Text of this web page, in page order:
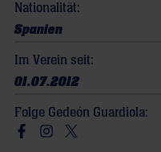
Nationalität:
Spanien
Im Verein seit:
01.07.2012
Folge Gedeón Guardiola:
Besuchen Sie mich auf
Besuchen Sie mich
Besuchen Sie